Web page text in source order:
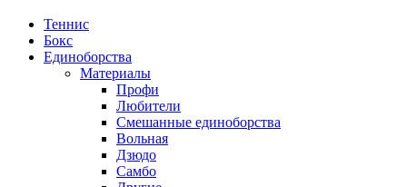
Теннис
Бокс
Единоборства
Материалы
Профи
Любители
Смешанные единоборства
Вольная
Дзюдо
Самбо